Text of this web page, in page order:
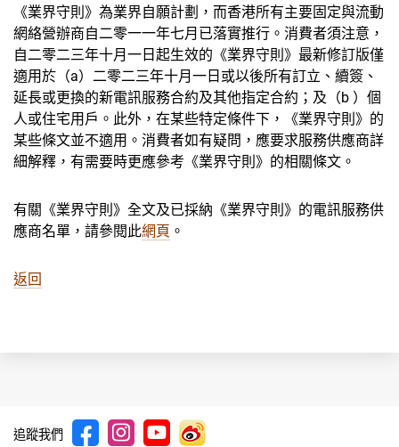
《業界守則》為業界自願計劃，而香港所有主要固定與流動
網絡營辦商自二零一一年七月已落實推行。消費者須注意，
自二零二三年十月一日起生效的《業界守則》最新修訂版僅
適用於（a）二零二三年十月一日或以後所有訂立、續簽、
延長或更換的新電訊服務合約及其他指定合約；及（b ）個
人或住宅用戶。此外，在某些特定條件下，《業界守則》的
某些條文並不適用。消費者如有疑問，應要求服務供應商詳
細解釋，有需要時更應參考《業界守則》的相關條文。
有關《業界守則》全文及已採納《業界守則》的電訊服務供
應商名單，請參閱此網頁 。
返回
追蹤我們